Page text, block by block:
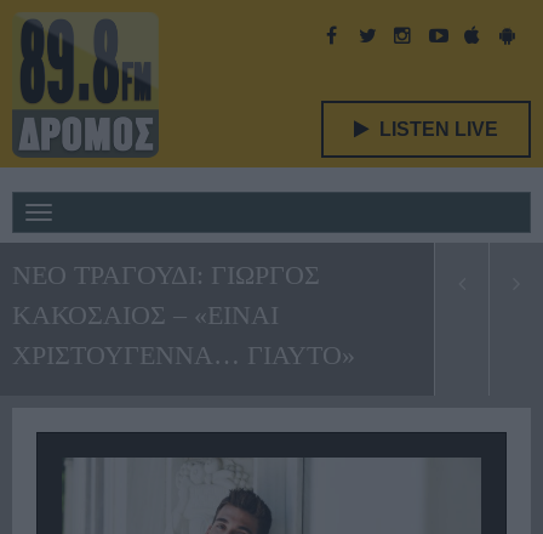
LISTEN LIVE
navigation
ΝΕΟ ΤΡΑΓΟΥΔΙ: ΓΙΩΡΓΟΣ
ΚΑΚΟΣΑΙΟΣ – «ΕΙΝΑΙ
ΧΡΙΣΤΟΥΓΕΝΝΑ… ΓΙΑΥΤΟ»